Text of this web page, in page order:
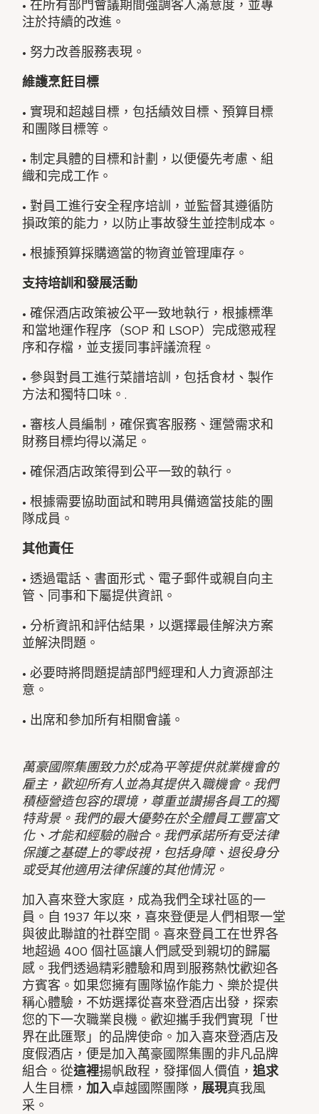
• 在所有部門會議期間強調客人滿意度，並專
注於持續的改進。
• 努力改善服務表現。
維護烹飪目標
• 實現和超越目標，包括績效目標、預算目標
和團隊目標等。
• 制定具體的目標和計劃，以便優先考慮、組
織和完成工作。
• 對員工進行安全程序培訓，並監督其遵循防
損政策的能力，以防止事故發生並控制成本。
• 根據預算採購適當的物資並管理庫存。
支持培訓和發展活動
• 確保酒店政策被公平一致地執行，根據標準
和當地運作程序（SOP 和 LSOP）完成懲戒程
序和存檔，並支援同事評議流程。
• 參與對員工進行菜譜培訓，包括食材、製作
方法和獨特口味。.
• 審核人員編制，確保賓客服務、運營需求和
財務目標均得以滿足。
• 確保酒店政策得到公平一致的執行。
• 根據需要協助面試和聘用具備適當技能的團
隊成員。
其他責任
• 透過電話、書面形式、電子郵件或親自向主
管、同事和下屬提供資訊。
• 分析資訊和評估結果，以選擇最佳解決方案
並解決問題。
• 必要時將問題提請部門經理和人力資源部注
意。
• 出席和參加所有相關會議。
萬豪國際集團致力於成為平等提供就業機會的
雇主，歡迎所有人並為其提供入職機會。我們
積極營造包容的環境，尊重並讚揚各員工的獨
特背景。我們的最大優勢在於全體員工豐富文
化、才能和經驗的融合。我們承諾所有受法律
保護之基礎上的零歧視，包括身障、退役身分
或受其他適用法律保護的其他情況。
加入喜來登大家庭，成為我們全球社區的一
員。自 1937 年以來，喜來登便是人們相聚一堂
與彼此聯誼的社群空間。喜來登員工在世界各
地超過 400 個社區讓人們感受到親切的歸屬
感。我們透過精彩體驗和周到服務熱忱歡迎各
方賓客。如果您擁有團隊協作能力、樂於提供
稱心體驗，不妨選擇從喜來登酒店出發，探索
您的下一次職業良機。歡迎攜手我們實現「世
界在此匯聚」的品牌使命。加入喜來登酒店及
度假酒店，便是加入萬豪國際集團的非凡品牌
組合。從這裡揚帆啟程，發揮個人價值，追求
人生目標，加入卓越國際團隊， 展現真我風
采。